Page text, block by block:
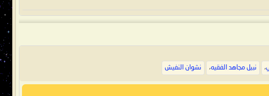
، نبيل مجاهد الفقيه، نشوان النفيش